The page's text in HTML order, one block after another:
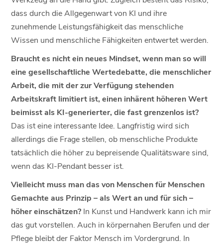
dass durch die Allgegenwart von KI und ihre
zunehmende Leistungsfähigkeit das menschliche
Wissen und menschliche Fähigkeiten entwertet werden.
Braucht es nicht ein neues Mindset, wenn man so will
eine gesellschaftliche Wertedebatte, die menschlicher
Arbeit, die mit der zur Verfügung stehenden
Arbeitskraft limitiert ist, einen inhärent höheren Wert
beimisst als KI-generierter, die fast grenzenlos ist?
Das ist eine interessante Idee. Langfristig wird sich
allerdings die Frage stellen, ob menschliche Produkte
tatsächlich die höher zu bepreisende Qualitätsware sind,
wenn das KI-Pendant besser ist.
Vielleicht muss man das von Menschen für Menschen
Gemachte aus Prinzip – als Wert an und für sich –
höher einschätzen? In Kunst und Handwerk kann ich mir
das gut vorstellen. Auch in körpernahen Berufen und der
Pflege bleibt der Faktor Mensch im Vordergrund. In